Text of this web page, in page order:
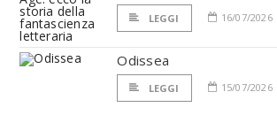
LEGGI 16/07/2026
Odissea
LEGGI 15/07/2026